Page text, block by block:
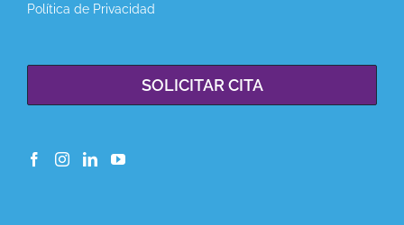
Política de Privacidad
SOLICITAR CITA